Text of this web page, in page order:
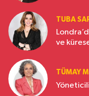
TUBA
ve
TÜMAY